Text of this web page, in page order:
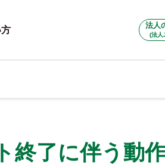
法人
(法人
終了に伴う動